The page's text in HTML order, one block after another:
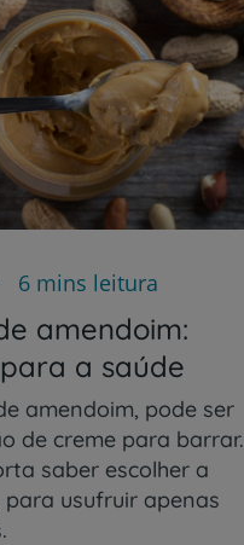
6 mins leitura
amendoim:
a saúde
amendoim, pode ser
de creme para barrar.
saber escolher a
usufruir apenas